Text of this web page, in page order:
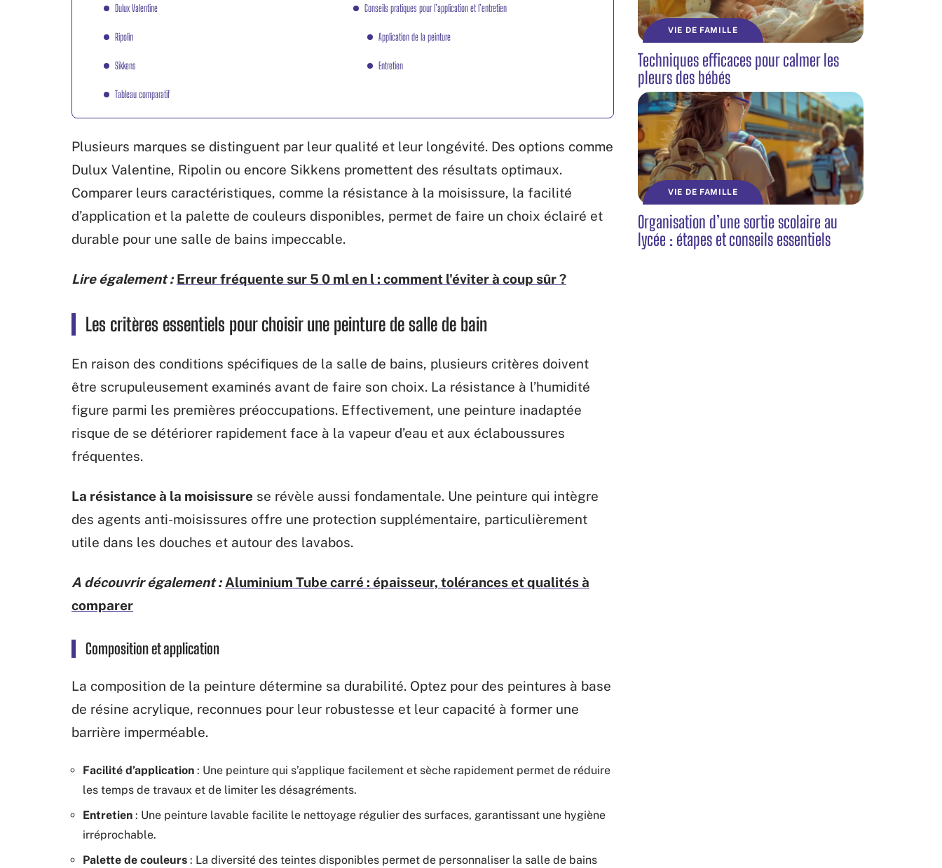
Dulux Valentine
Ripolin
Sikkens
Tableau comparatif
Conseils pratiques pour l’application et l’entretien
Application de la peinture
Entretien
Plusieurs marques se distinguent par leur qualité et leur longévité. Des options comme
Dulux Valentine, Ripolin ou encore Sikkens promettent des résultats optimaux.
Comparer leurs caractéristiques, comme la résistance à la moisissure, la facilité
d’application et la palette de couleurs disponibles, permet de faire un choix éclairé et
durable pour une salle de bains impeccable.
Lire également : Erreur fréquente sur 5 0 ml en l : comment l'éviter à coup sûr ?
Les critères essentiels pour choisir une peinture de salle de bain
En raison des conditions spécifiques de la salle de bains, plusieurs critères doivent
être scrupuleusement examinés avant de faire son choix. La résistance à l’humidité
figure parmi les premières préoccupations. Effectivement, une peinture inadaptée
risque de se détériorer rapidement face à la vapeur d’eau et aux éclaboussures
fréquentes.
La résistance à la moisissure se révèle aussi fondamentale. Une peinture qui intègre
des agents anti-moisissures offre une protection supplémentaire, particulièrement
utile dans les douches et autour des lavabos.
A découvrir également : Aluminium Tube carré : épaisseur, tolérances et qualités à
comparer
Composition et application
La composition de la peinture détermine sa durabilité. Optez pour des peintures à base
de résine acrylique, reconnues pour leur robustesse et leur capacité à former une
barrière imperméable.
Facilité d’application : Une peinture qui s’applique facilement et sèche rapidement permet de réduire
les temps de travaux et de limiter les désagréments.
Entretien : Une peinture lavable facilite le nettoyage régulier des surfaces, garantissant une hygiène
irréprochable.
Palette de couleurs : La diversité des teintes disponibles permet de personnaliser la salle de bains
VIE DE FAMILLE
Techniques efficaces pour calmer les
pleurs des bébés
VIE DE FAMILLE
Organisation d’une sortie scolaire au
lycée : étapes et conseils essentiels